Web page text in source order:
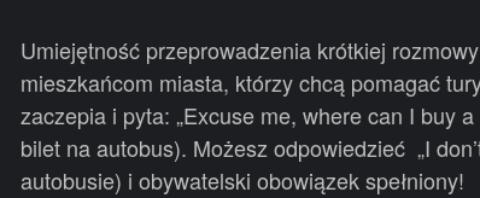
Umiejętność przeprowadzenia krótkiej
mieszkańcom miasta, którzy chcą pomagać
zaczepia i pyta: „Excuse me, where can I buy
bilet na autobus). Możesz odpowiedzieć „I
autobusie) i obywatelski obowiązek spełniony!